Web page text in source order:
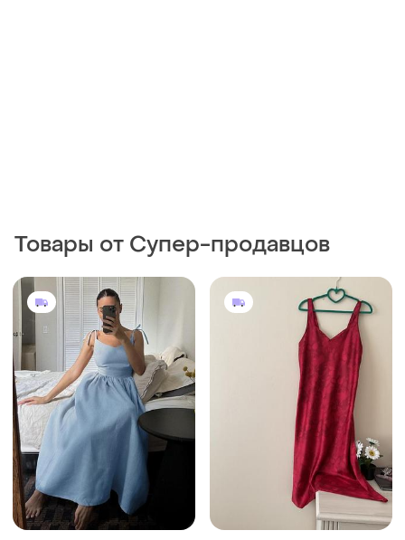
Товары от Супер-продавцов